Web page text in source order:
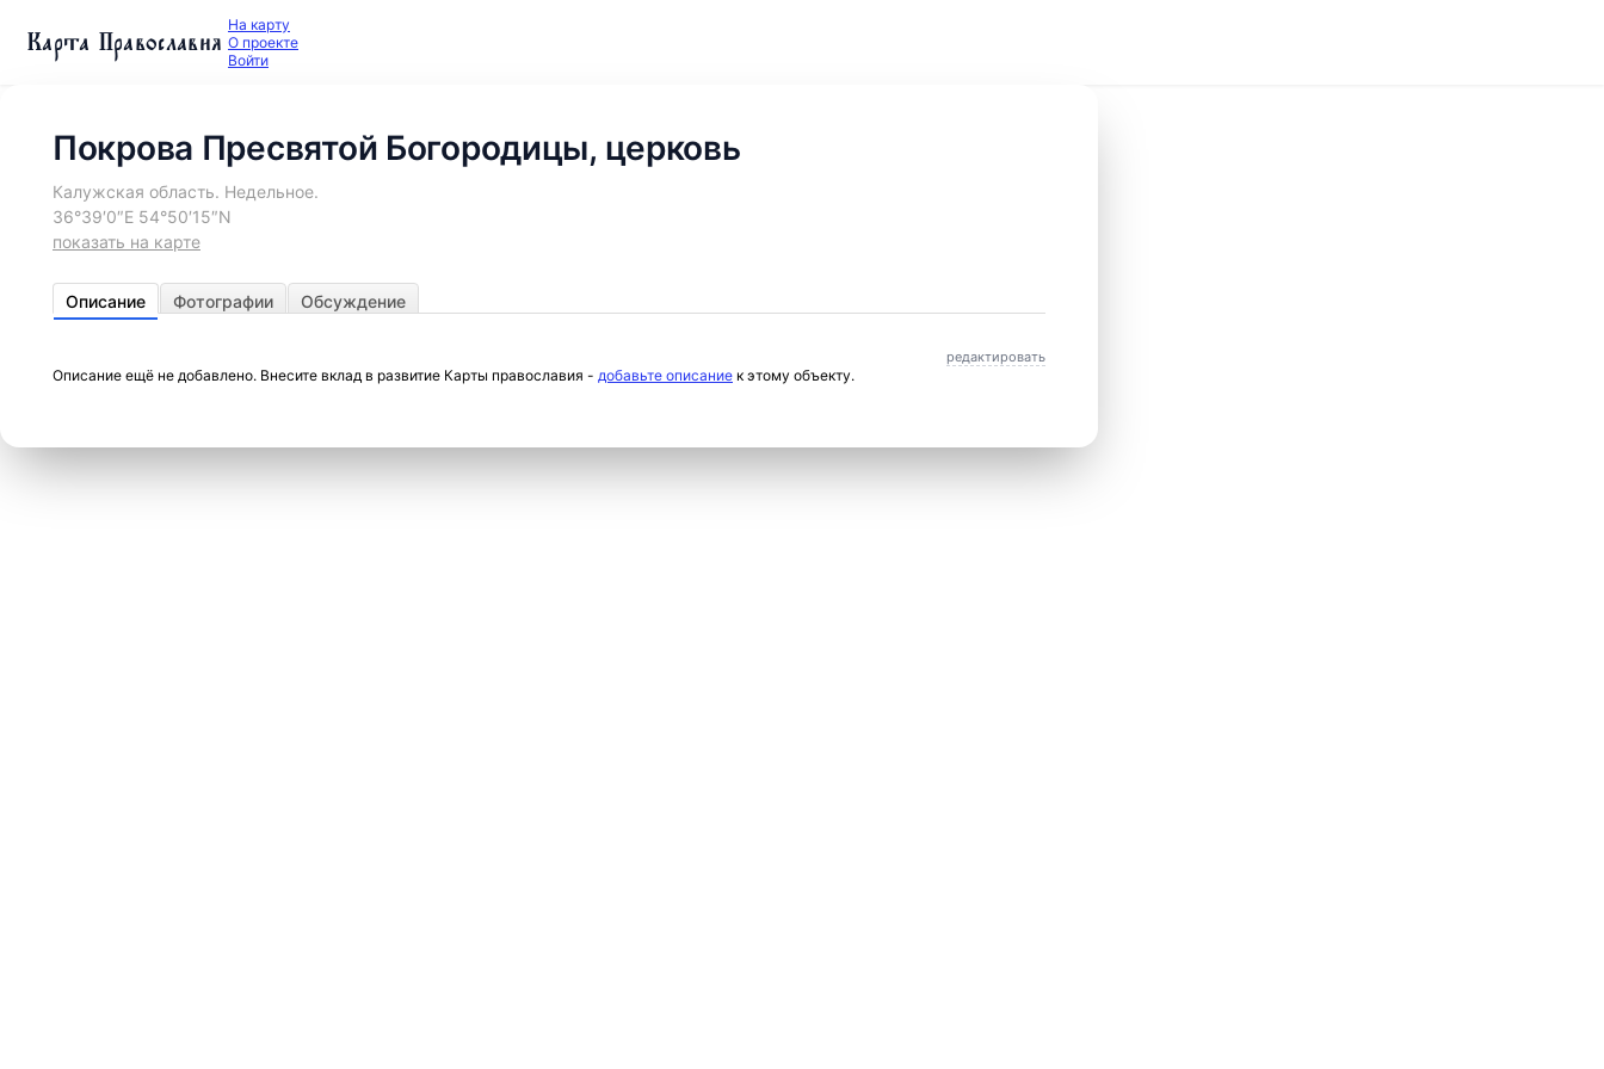
Карта Православия На карту
О проекте
Войти
Покрова Пресвятой Богородицы, церковь
Калужская область. Недельное.
36°39′0″E 54°50′15″N
показать на карте
Описание Фотографии Обсуждение
редактировать
Описание ещё не добавлено. Внесите вклад в развитие Карты православия - добавьте описание к этому объекту.